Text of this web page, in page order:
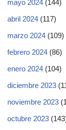
mayo 2024 (144)
abril 2024 (117)
marzo 2024 (109)
febrero 2024 (86)
enero 2024 (104)
diciembre 2023
noviembre 2023
octubre 2023